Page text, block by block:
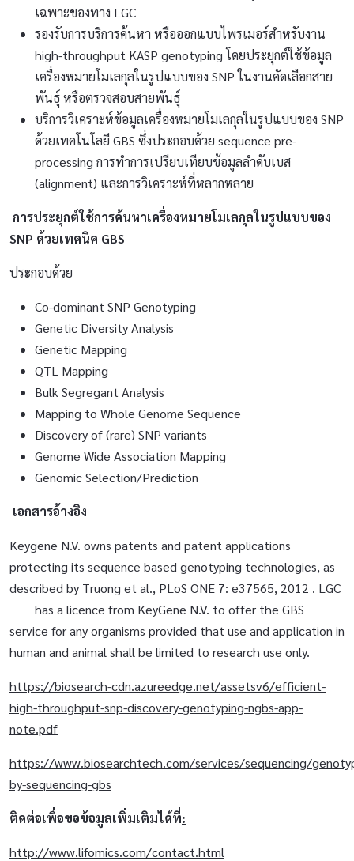
เฉพาะของทาง LGC
รองรับการบริการค้นหา หรือออกแบบไพรเมอร์สำหรับงาน
high-throughput KASP genotyping โดยประยุกต์ใช้ข้อมูล
เครื่องหมายโมเลกุลในรูปแบบของ SNP ในงานคัดเลือกสาย
พันธุ์ หรือตรวจสอบสายพันธุ์
บริการวิเคราะห์ข้อมูลเครื่องหมายโมเลกุลในรูปแบบของ SNP
ด้วยเทคโนโลยี GBS ซึ่งประกอบด้วย sequence pre-
processing การทำการเปรียบเทียบข้อมูลลำดับเบส
(alignment) และการวิเคราะห์ที่หลากหลาย
การประยุกต์ใช้การค้นหาเครื่องหมายโมเลกุลในรูปแบบของ
SNP ด้วยเทคนิค GBS
ประกอบด้วย
Co-dominant SNP Genotyping
Genetic Diversity Analysis
Genetic Mapping
QTL Mapping
Bulk Segregant Analysis
Mapping to Whole Genome Sequence
Discovery of (rare) SNP variants
Genome Wide Association Mapping
Genomic Selection/Prediction
เอกสารอ้างอิง
Keygene N.V. owns patents and patent applications
protecting its sequence based genotyping technologies, as
described by Truong et al., PLoS ONE 7: e37565, 2012 . LGC
has a licence from KeyGene N.V. to offer the GBS
service for any organisms provided that use and application in
human and animal shall be limited to research use only.
https://biosearch-cdn.azureedge.net/assetsv6/efficient-
high-throughput-snp-discovery-genotyping-ngbs-app-
note.pdf
https://www.biosearchtech.com/services/sequencing/
by-sequencing-gbs
ติดต่อเพื่อขอข้อมูลเพิ่มเติมได้ที่:
http://www.lifomics.com/contact.html